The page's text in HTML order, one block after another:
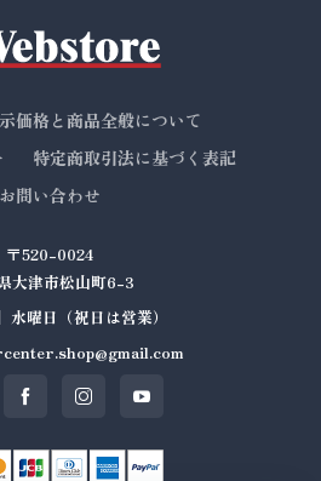
価格と商品全般について
特定商取引法に基づく表記
お問い合わせ
〒520-0024
大津市松山町6-3
水曜日（祝日は営業）